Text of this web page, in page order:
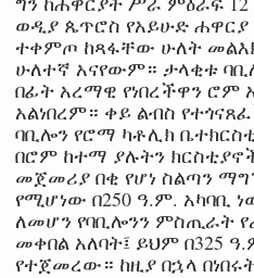
ወዲያ ጴጥሮስ የአይሁድ ሐዋርያ
ተቀምጦ ከጻፋቸው ሁለት
ሁለተኛ አናየውም። ታላቂቱ
በፊት አረማዊ የነበረችዋን
አልነበረም። ቀይ ልብስ
ባቢሎን የሮማ ካቶሊክ
በሮም ከተማ ያሉትን
መጀመሪያ በቂ የሆነ ስልጣን
የሚሆነው በ250 ዓ.ም. አካባቢ
ለመሆን የባቢሎንን ምስጢራት
መቀበል አለባት፤ ይህም በ325
የተጀመረው። ከዚያ በኋላ